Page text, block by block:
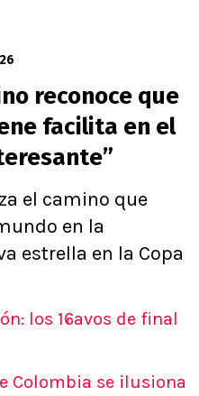
reconoce que
facilita en el
el camino que
en la
estrella en la Copa
los 16avos de final
Colombia se ilusiona